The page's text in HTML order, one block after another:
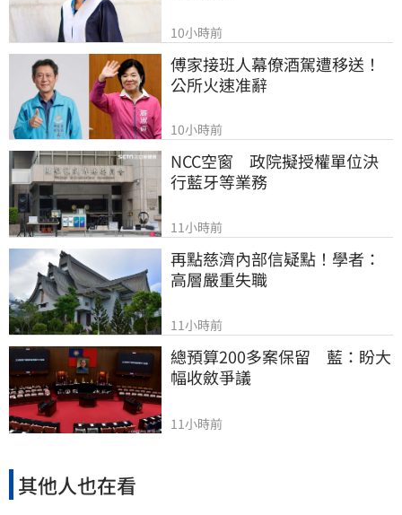
10小時前
傅家接班人幕僚酒駕遭移送！
公所火速准辭
10小時前
NCC空窗　政院擬授權單位決
行藍牙等業務
11小時前
再點慈濟內部信疑點！學者：
高層嚴重失職
11小時前
總預算200多案保留　藍：盼大
幅收斂爭議
11小時前
其他人也在看